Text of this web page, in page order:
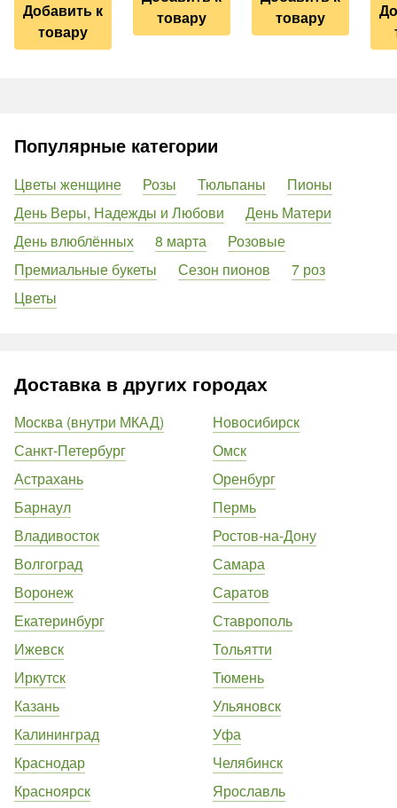
Добавить к
товару
товару
товару
Популярные категории
Цветы женщине Розы Тюльпаны
Пионы
День Веры, Надежды и Любови
День Матери
День влюблённых
8 марта
Розовые
Премиальные букеты
Сезон пионов
7 роз
Цветы
Доставка в других городах
Москва (внутри МКАД)
Санкт-Петербург
Астрахань
Барнаул
Владивосток
Волгоград
Воронеж
Екатеринбург
Ижевск
Иркутск
Казань
Калининград
Краснодар
Красноярск
Новосибирск
Омск
Оренбург
Пермь
Ростов-на-Дону
Самара
Саратов
Ставрополь
Тольятти
Тюмень
Ульяновск
Уфа
Челябинск
Ярославль